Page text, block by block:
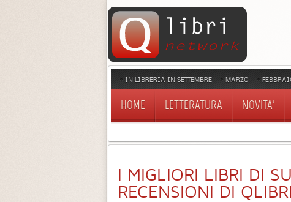
IN LIBRERIA IN SETTEMBRE MARZO
HOME LETTERATURA NOVITA'
I MIGLIORI LIBRI DI
RECENSIONI DI QLIBRI